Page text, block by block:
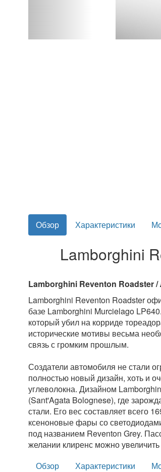
Обзор Характеристики
Lamborghini
Lamborghini Reventon Roadster
Lamborghini Reventon Roadster
базе Lamborghini Murcielago
который убил на корриде
исторические мотивы весьма
связь с громким прошлым.
Создатели автомобиля не стали
полностью новый дизайн, хоть и
углеволокна. Дизайном
(Sant'Agata Bolognese), где
стали. Его вес составляет всего
ксеноновые фары со
под названием Reventon Grey.
желании клиренс можно
Обзор
Характеристики